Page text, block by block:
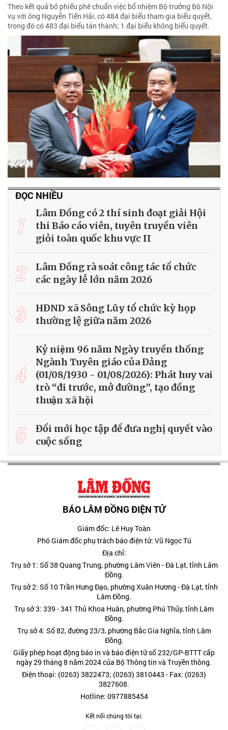
Theo kết quả bỏ phiếu phê chuẩn việc bổ nhiệm Bộ trưởng Bộ Nội
vụ với ông Nguyễn Tiến Hải, có 484 đại biểu tham gia biểu quyết,
trong đó có 483 đại biểu tán thành; 1 đại biểu không biểu quyết.
ĐỌC NHIỀU
1
Lâm Đồng có 2 thí sinh đoạt giải Hội
thi Báo cáo viên, tuyên truyền viên
giỏi toàn quốc khu vực II
2
Lâm Đồng rà soát công tác tổ chức
các ngày lễ lớn năm 2026
3
HĐND xã Sông Lũy tổ chức kỳ họp
thường lệ giữa năm 2026
4
Kỷ niệm 96 năm Ngày truyền thống
Ngành Tuyên giáo của Đảng
(01/08/1930 - 01/08/2026): Phát huy vai
trò “đi trước, mở đường”, tạo đồng
thuận xã hội
5
Đổi mới học tập để đưa nghị quyết vào
cuộc sống
BÁO LÂM ĐỒNG ĐIỆN TỬ
Giám đốc: Lê Huy Toàn
Phó Giám đốc phụ trách báo điện tử: Vũ Ngọc Tú
Địa chỉ:
Trụ sở 1: Số 38 Quang Trung, phường Lâm Viên - Đà Lạt, tỉnh Lâm
Đồng.
Trụ sở 2: Số 10 Trần Hưng Đạo, phường Xuân Hương - Đà Lạt, tỉnh
Lâm Đồng.
Trụ sở 3: 339 - 341 Thủ Khoa Huân, phường Phú Thủy, tỉnh Lâm
Đồng.
Trụ sở 4: Số 82, đường 23/3, phường Bắc Gia Nghĩa, tỉnh Lâm
Đồng.
Giấy phép hoạt động báo in và báo điện tử số 232/GP-BTTT cấp
ngày 29 tháng 8 năm 2024 của Bộ Thông tin và Truyền thông.
Điện thoại: (0263) 3822473; (0263) 3810443 - Fax: (0263)
3827608.
Hotline: 0977885454
Kết nối chúng tôi tại: